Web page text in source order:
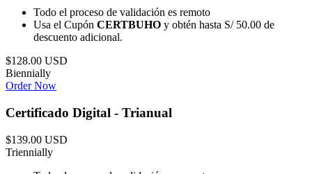
Todo el proceso de validación es remoto
Usa el Cupón CERTBUHO y obtén hasta S/ 50.00 de
descuento adicional.
$128.00 USD
Biennially
Order Now
Certificado Digital - Trianual
$139.00 USD
Triennially